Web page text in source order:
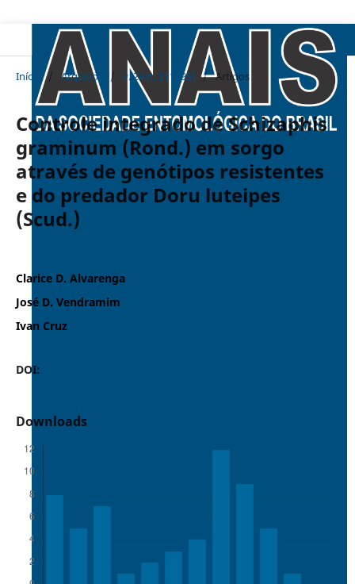
Início / Arquivos / v. 24 n. 3 (1995) / Artigos
Controle integrado de Schizaphis
graminum (Rond.) em sorgo
através de genótipos resistentes
e do predador Doru luteipes
(Scud.)
Clarice D. Alvarenga
José D. Vendramim
Ivan Cruz
DOI:
Downloads